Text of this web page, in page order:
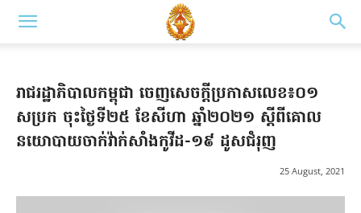
រាជរដ្ឋាភិបាលកម្ពុជា ចេញសេចក្តីប្រកាសលេខ៖០១
សប្រក ចុះថ្ងៃទី២៥ ខែសីហា ឆ្នាំ២០២១ ស្តីពីគោល
នយោបាយចាក់វ៉ាក់សាំងកូវីដ-១៩ ដូសជំរុញ
25 August, 2021